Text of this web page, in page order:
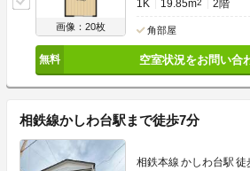
画像：20枚
1K 19.85m 2階
角部屋
空室状況をお問い合
相鉄線かしわ台駅まで徒歩7分
相鉄本線 かしわ台駅 徒